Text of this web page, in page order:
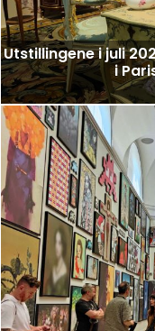
Utstillingene i juli
i